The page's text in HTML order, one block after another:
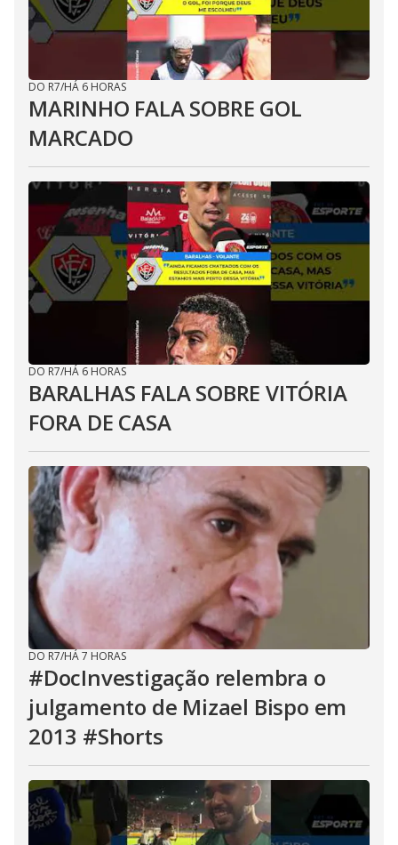
DO R7/HÁ 6 HORAS
MARINHO FALA SOBRE GOL
MARCADO
DO R7/HÁ 6 HORAS
BARALHAS FALA SOBRE VITÓRIA
FORA DE CASA
DO R7/HÁ 7 HORAS
#DocInvestigação relembra o
julgamento de Mizael Bispo em
2013 #Shorts